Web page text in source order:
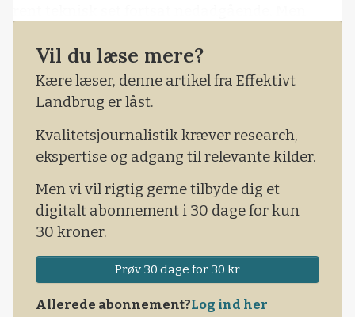
indikatorer udviser dog usikkerhed om retning
og signalerer, at dollarkursen skal handle
sidelæns overfor danske kroner i den
Vil du læse mere?
Kære læser, denne artikel fra Effektivt
Landbrug er låst.
Kvalitetsjournalistik kræver research,
ekspertise og adgang til relevante kilder.
Men vi vil rigtig gerne tilbyde dig et
digitalt abonnement i 30 dage for kun
30 kroner.
Prøv 30 dage for 30 kr
Allerede abonnement?Log ind her